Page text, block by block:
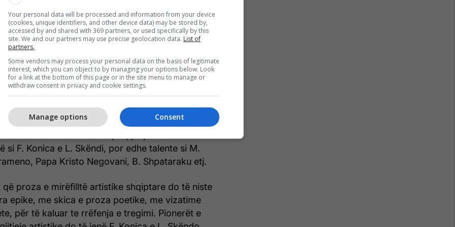
të popullit, për një frymëmarrje më të gjerë të
kushtet e reja historike, ata sollën risi, jo vetëm
shoqëror, por dhe në sferën e kulturës në
në veçanti. Në këtë aspekt u bënë përpjekje të
kufijtë e një letërsie poetike, e cila kish
për të dalë në një terren pak a shumë
Duke qenë e një stadi fillestar nga ana
diturake-historike- publicistike, me vlera
ajo nuk i përmbushte nevojat e një letërsie
me poezinë shqipe bashkëkohore. Në këtë
sonë do të bashkonin përpjekjet talente me
si F. Konica e L. Skëndi, por edhe talente si M.
Papa Kristo Negovani, B. Shpataraku etj.
që proza e mirëfilltë artistike shqiptare do të niste
epike, me skica e proza poetike, me vizatime
për të kaluar te rrëfenja e tregimi. Pionerët e
Your personal data will be processed and information from your device
(cookies, unique identifiers, and other device data) may be stored by,
accessed by and shared with 369 partners, or used specifically by this
site. We and our partners may use precise geolocation data. List of
partners.
Some vendors may process your personal data on the basis of legitimate
interest, which you can object to by managing your options below. Look
for a link at the bottom of this page or in the site menu to manage or
withdraw consent in privacy and cookie settings.
Consent
Manage options